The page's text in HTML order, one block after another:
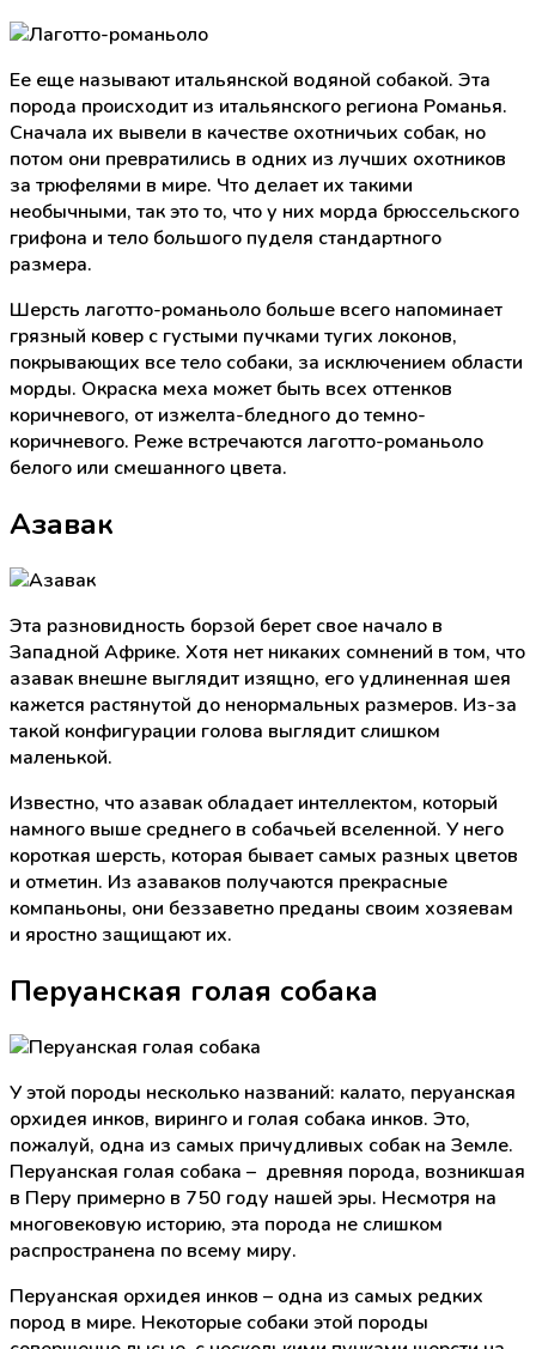
Ее еще называют итальянской водяной собакой. Эта
порода происходит из итальянского региона Романья.
Сначала их вывели в качестве охотничьих собак, но
потом они превратились в одних из лучших охотников
за трюфелями в мире. Что делает их такими
необычными, так это то, что у них морда брюссельского
грифона и тело большого пуделя стандартного
размера.
Шерсть лаготто-романьоло больше всего напоминает
грязный ковер с густыми пучками тугих локонов,
покрывающих все тело собаки, за исключением области
морды. Окраска меха может быть всех оттенков
коричневого, от изжелта-бледного до темно-
коричневого. Реже встречаются лаготто-романьоло
белого или смешанного цвета.
Азавак
Эта разновидность борзой берет свое начало в
Западной Африке. Хотя нет никаких сомнений в том, что
азавак внешне выглядит изящно, его удлиненная шея
кажется растянутой до ненормальных размеров. Из-за
такой конфигурации голова выглядит слишком
маленькой.
Известно, что азавак обладает интеллектом, который
намного выше среднего в собачьей вселенной. У него
короткая шерсть, которая бывает самых разных цветов
и отметин. Из азаваков получаются прекрасные
компаньоны, они беззаветно преданы своим хозяевам
и яростно защищают их.
Перуанская голая собака
У этой породы несколько названий: калато, перуанская
орхидея инков, виринго и голая собака инков. Это,
пожалуй, одна из самых причудливых собак на Земле.
Перуанская голая собака – древняя порода, возникшая
в Перу примерно в 750 году нашей эры. Несмотря на
многовековую историю, эта порода не слишком
распространена по всему миру.
Перуанская орхидея инков – одна из самых редких
пород в мире. Некоторые собаки этой породы